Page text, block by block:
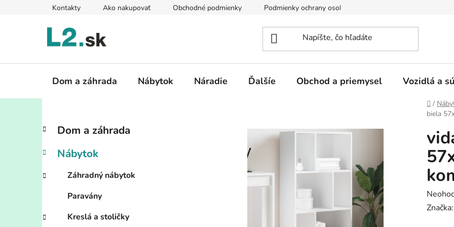
Kontakty Ako nakupovať Obchodné podmienky Podmienky ochrany osobných údajov
Dom a záhrada Nábytok Náradie Ďalšíe Obchod a priemysel Vozidlá a
Domov
/
biela
B
č
ý
n
Preskočiť
kategórie
K
a
e
ó
e
Dom a záhrada
Nábytok
Záhradný nábytok
Paravány
Kreslá a stoličky
Značka: